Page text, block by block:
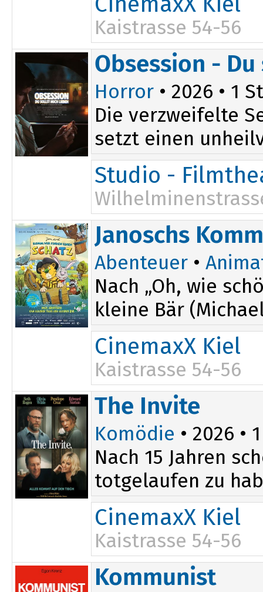
Kaistrasse 54-56
Obsession -
Horror • 2026 • 1
Die verzweifelte
setzt einen
Studio -
Janoschs
Abenteuer •
Nach „Oh, wie
kleine Bär
CinemaxX Kiel
Kaistrasse 54-56
11:30
The Invite
Komödie • 2026 •
Nach 15 Jahren
totgelaufen zu
CinemaxX Kiel
Kaistrasse 54-56
Kommunist